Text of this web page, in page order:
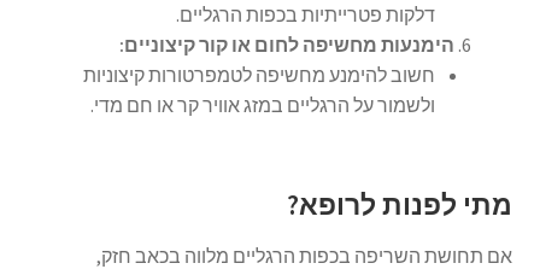
דלקות פטרייתיות בכפות הרגליים.
הימנעות מחשיפה לחום או קור קיצוניים:
חשוב להימנע מחשיפה לטמפרטורות קיצוניות
ולשמור על הרגליים במזג אוויר קר או חם מדי.
מתי לפנות לרופא?
אם תחושת השריפה בכפות הרגליים מלווה בכאב חזק,